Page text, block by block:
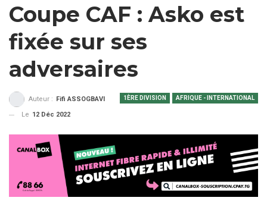
Coupe CAF : Asko est
fixée sur ses
adversaires
1ÈRE DIVISION AFRIQUE - INTERNATIONAL
Auteur :
Fifi ASSOGBAVI
Le 12 Déc 2022